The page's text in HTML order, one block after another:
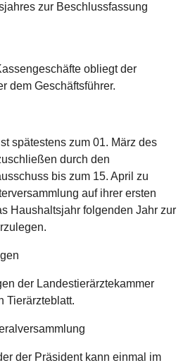
zur Beschlussfassung
obliegt der
dem Geschäftsführer.
spätestens zum 01. März des
durch den
bis zum 15. April zu
auf ihrer ersten
Haushaltsjahr folgenden Jahr zur
der Landestierärztekammer
Tierärzteblatt.
der Präsident kann einmal im